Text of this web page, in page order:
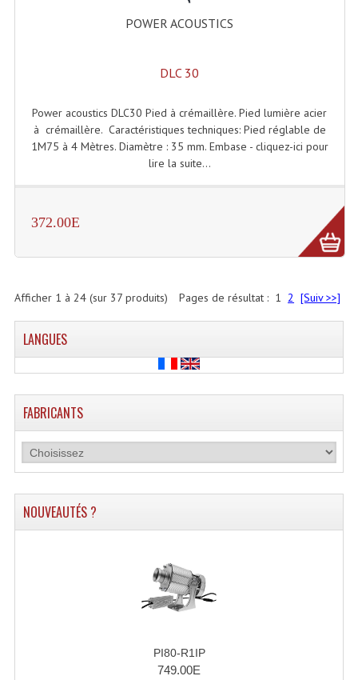
POWER ACOUSTICS
DLC 30
Power acoustics DLC30 Pied à crémaillère. Pied lumière acier
à crémaillère. Caractéristiques techniques: Pied réglable de
1M75 à 4 Mètres. Diamètre : 35 mm. Embase - cliquez-ici pour
lire la suite...
372.00E
Pages de résultat : 1 2 [Suiv >>]
Afficher 1 à 24(sur 37produits)
LANGUES
FABRICANTS
NOUVEAUTÉS ?
PI80-R1IP
749.00E